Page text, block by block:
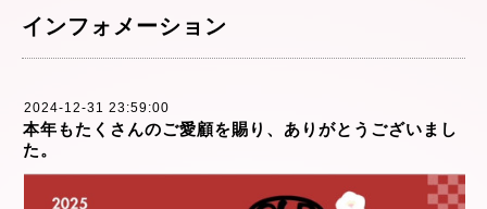
インフォメーション
2024-12-31 23:59:00
本年もたくさんのご愛顧を賜り、ありがとうございまし
た。